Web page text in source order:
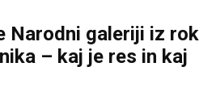
Narodni galeriji iz rok
– kaj je res in kaj